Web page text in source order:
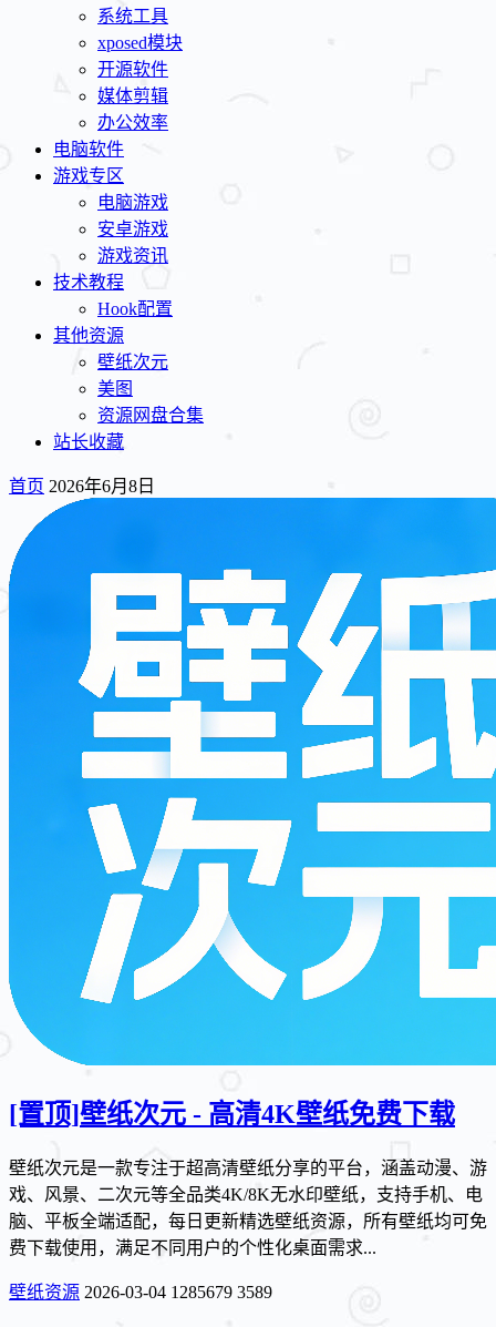
系统工具
xposed模块
开源软件
媒体剪辑
办公效率
电脑软件
游戏专区
电脑游戏
安卓游戏
游戏资讯
技术教程
Hook配置
其他资源
壁纸次元
美图
资源网盘合集
站长收藏
首页 2026年6月8日
[置顶]壁纸次元 - 高清4K壁纸免费下载
壁纸次元是一款专注于超高清壁纸分享的平台，涵盖动漫、游
戏、风景、二次元等全品类4K/8K无水印壁纸，支持手机、电
脑、平板全端适配，每日更新精选壁纸资源，所有壁纸均可免
费下载使用，满足不同用户的个性化桌面需求...
壁纸资源 2026-03-04 1285679 3589